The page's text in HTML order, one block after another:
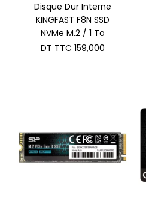
Disque Dur Interne
KINGFAST F8N SSD
NVMe M.2 / 1 To
DT TTC 159,000